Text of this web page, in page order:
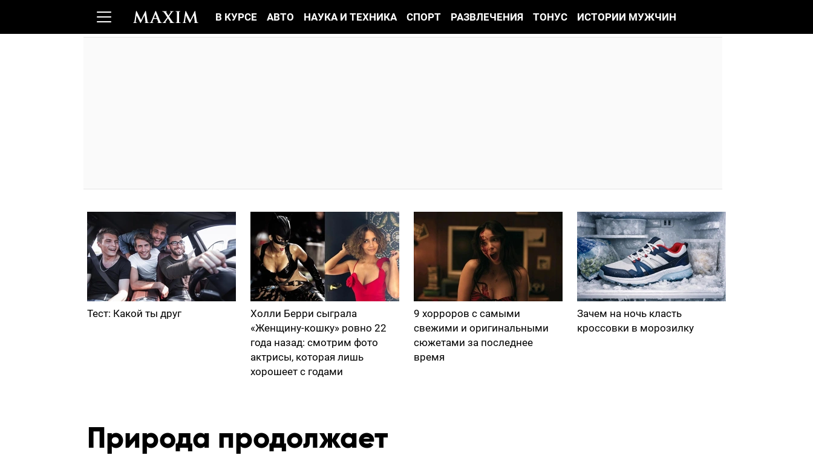
В КУРСЕ АВТО НАУКА И ТЕХНИКА СПОРТ РАЗВЛЕЧЕНИЯ ТОНУС ИСТОРИИ МУЖЧИН
Тест: Какой ты друг
Холли Берри сыграла
«Женщину-кошку» ровно 22
года назад: смотрим фото
актрисы, которая лишь
хорошеет с годами
9 хорроров с самыми
свежими и оригинальными
сюжетами за последнее
время
Зачем на ночь класть
кроссовки в морозилку
Природа продолжает